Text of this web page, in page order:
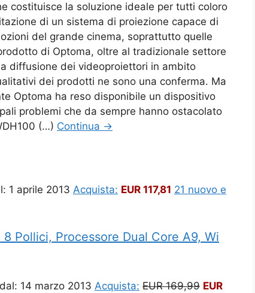
costituisce la soluzione ideale per tutti coloro
di un sistema di proiezione capace di
del grande cinema, soprattutto quelle
di Optoma, oltre al tradizionale settore
diffusione dei videoproiettori in ambito
dei prodotti ne sono una conferma. Ma
Optoma ha reso disponibile un dispositivo
problemi che da sempre hanno ostacolato
(…) Continua →
1 aprile 2013 Acquista: EUR 117,81 21 nuovo e
Pollici, Processore Dual Core A9, Wi
14 marzo 2013 Acquista: EUR 169,99 EUR